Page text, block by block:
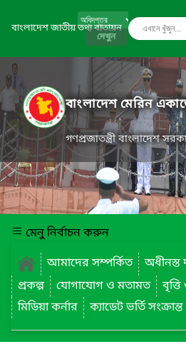
বাংলাদেশ জাতীয় তথ্য বাতায়ন
দেখুন
বাংলাদেশ মেরিন
গণপ্রজাতন্ত্রী বাংলাদেশ
মেনু নির্বাচন করুন
আমাদের সম্পর্কিত
অধীনস্ত
প্রকল্প
যোগাযোগ ও মতামত
মিডিয়া কর্নার
ক্যাডেট ভর্তি সংক্রান্ত